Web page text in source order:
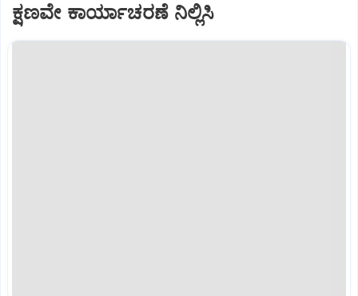
ಕ್ಷಣವೇ ಕಾರ್ಯಾಚರಣೆ ನಿಲ್ಲಿಸಿ